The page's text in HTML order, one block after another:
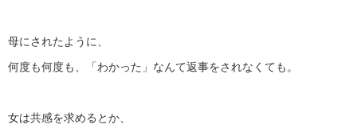
母にされたように、
何度も何度も、「わかった」なんて返事をされなくても。
女は共感を求めるとか、